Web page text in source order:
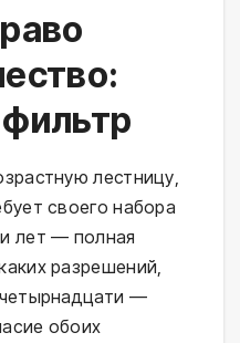
лестницу,
своего набора
лет — полная
разрешений,
—
обоих